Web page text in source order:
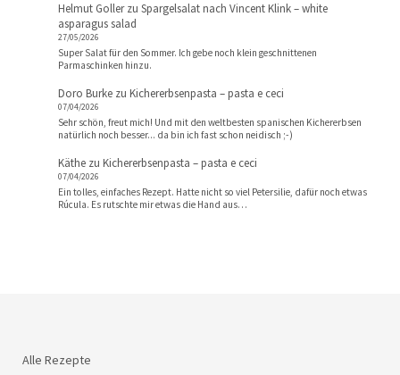
Helmut Gollerzu Spargelsalat nach Vincent Klink – white
asparagus salad
27/05/2026
Super Salat für den Sommer. Ich gebe noch klein geschnittenen
Parmaschinken hinzu.
Doro Burke zu Kichererbsenpasta – pasta e ceci
07/04/2026
Sehr schön, freut mich! Und mit den weltbesten spanischen Kichererbsen
natürlich noch besser... da bin ich fast schon neidisch ;-)
Käthe zu Kichererbsenpasta – pasta e ceci
07/04/2026
Ein tolles, einfaches Rezept. Hatte nicht so viel Petersilie, dafür noch etwas
Rúcula. Es rutschte mir etwas die Hand aus…
Alle Rezepte